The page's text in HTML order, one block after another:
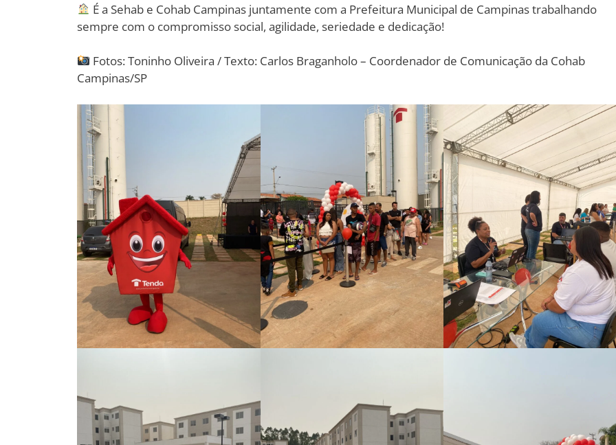
É a Sehab e Cohab Campinas juntamente com a Prefeitura Municipal de Campinas trabalhando
sempre com o compromisso social, agilidade, seriedade e dedicação!
Fotos: Toninho Oliveira / Texto: Carlos Braganholo – Coordenador de Comunicação da Cohab
Campinas/SP